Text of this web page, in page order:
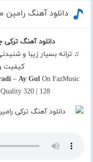
دانلود آهنگ رامین
دانلود آهنگ ترکی
♫ ترانه بسیار زیبا و
کیفیت
– Ay GulOn FazMusic
320 | 128